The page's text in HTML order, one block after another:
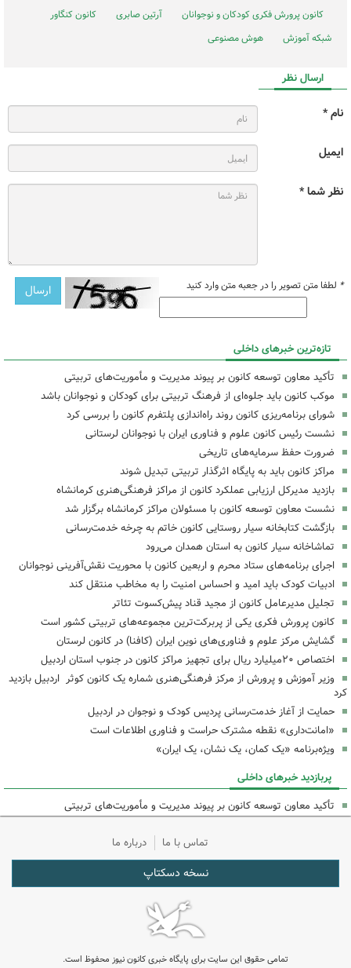
کانون پرورش فکری کودکان و نوجوانان آرتین صابری
کانون کنگاور
شبکه آموزش
هوش مصنوعی
ارسال نظر
نام *
ایمیل
نظر شما *
* لطفا متن تصویر را در جعبه متن وارد کنید
تازه‌ترین خبرهای داخلی
تأکید معاون توسعه کانون بر پیوند مدیریت و مأموریت‌های تربیتی
موکب کانون باید جلوه‌ای از فرهنگ تربیتی برای کودکان و نوجوانان باشد
شورای برنامه‌ریزی کانون روند راه‌اندازی پلتفرم کانون را بررسی کرد
نشست رئیس کانون علوم و فناوری ایران با نوجوانان لرستانی
ضرورت حفظ سرمایه‌های تاریخی
مراکز کانون باید به پایگاه اثرگذار تربیتی تبدیل شوند
بازدید مدیرکل ارزیابی عملکرد کانون از مراکز فرهنگی‌هنری کرمانشاه
نشست معاون توسعه کانون با مسئولان مراکز کرمانشاه برگزار شد
بازگشت کتابخانه سیار روستایی کانون خاتم به چرخه خدمت‌رسانی
تماشاخانه سیار کانون به استان همدان می‌رود
اجرای برنامه‌های ستاد محرم و اربعین کانون با محوریت نقش‌آفرینی نوجوانان
ادبیات کودک باید امید و احساس امنیت را به مخاطب منتقل کند
تجلیل مدیرعامل کانون از مجید قناد پیش‌کسوت تئاتر
کانون پرورش فکری یکی از پربرکت‌ترین مجموعه‌های تربیتی کشور است
گشایش مرکز علوم و فناوری‌های نوین ایران (کافنا) در کانون لرستان
اختصاص ۲۰میلیارد ریال برای تجهیز مراکز کانون در جنوب استان اردبیل
وزیر آموزش و پرورش از مرکز فرهنگی‌هنری شماره یک کانون کوثر اردبیل بازدید
کرد
حمایت از آغاز خدمت‌رسانی پردیس کودک و نوجوان در اردبیل
«امانت‌داری» نقطه مشترک حراست و فناوری اطلاعات است
ویژه‌برنامه «یک کمان، یک نشان، یک ایران»
پربازدید خبرهای داخلی
تأکید معاون توسعه کانون بر پیوند مدیریت و مأموریت‌های تربیتی
تماس با ما درباره ما
نسخه دسکتاپ
تمامی حقوق این سایت برای پایگاه خبری کانون نیوز محفوظ است.